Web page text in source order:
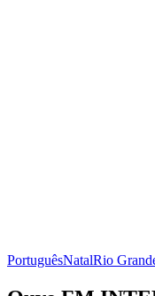
PortuguêsNatalRio